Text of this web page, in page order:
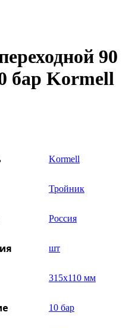
90
бар Kormell
Kormell
Тройник
Россия
шт
315х110 мм
10 бар